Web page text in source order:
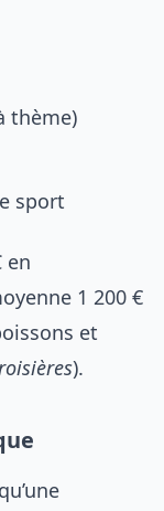
thème)
sport
en
1 200 €
et
).